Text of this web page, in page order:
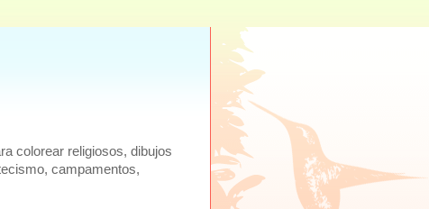
colorear religiosos, dibujos
campamentos,